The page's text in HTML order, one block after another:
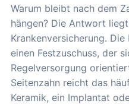
Warum bleibt nach dem
hängen? Die Antwort
Krankenversicherung.
einen Festzuschuss, der
Regelversorgung
Seitenzahn reicht das
Keramik, ein Implantat